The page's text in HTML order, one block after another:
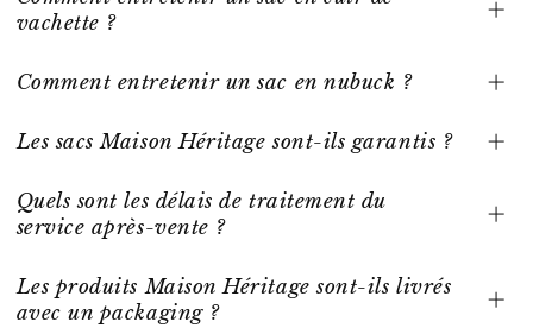
vachette ?
Comment entretenir un sac en nubuck ?
Les sacs Maison Héritage sont-ils garantis ?
Quels sont les délais de traitement du
service après-vente ?
Les produits Maison Héritage sont-ils livrés
avec un packaging ?